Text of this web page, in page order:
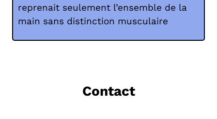
reprenait seulement l’ensemble de la
main sans distinction musculaire
Contact